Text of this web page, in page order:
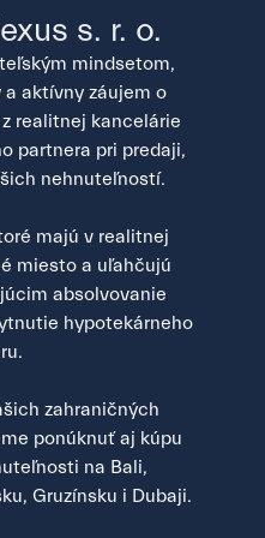
s. r. o.
mindsetom,
a aktívny záujem o
realitnej kancelárie
partnera pri predaji,
nehnuteľností.
majú v realitnej
miesto a uľahčujú
absolvovanie
hypotekárneho
zahraničných
ponúknuť aj kúpu
na Bali,
Gruzínsku i Dubaji.